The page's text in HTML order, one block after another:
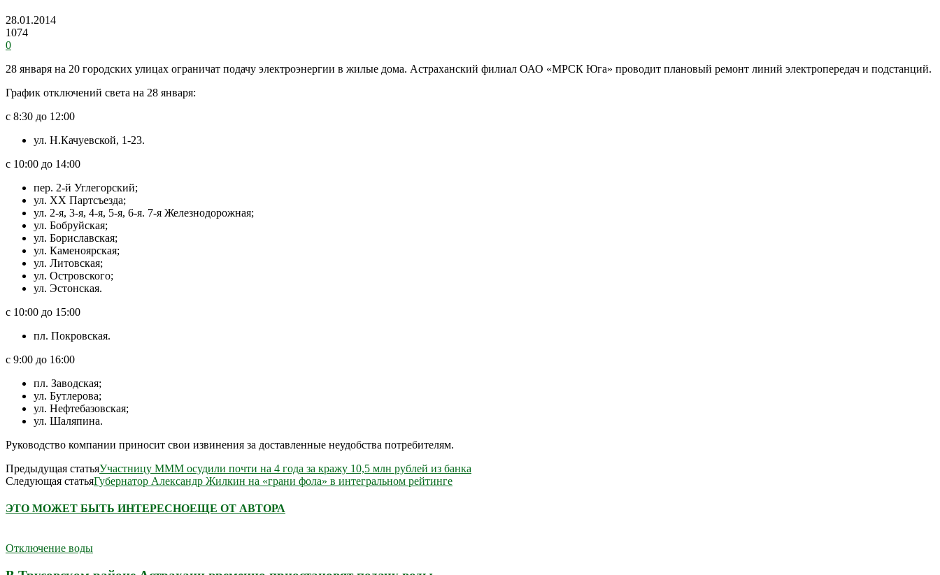
28.01.2014
1074
0
28 января на 20 городских улицах ограничат подачу электроэнергии в жилые дома. Астраханский филиал ОАО «МРСК Юга» проводит плановый ремонт линий электропередач и подстанций.
График отключений света на 28 января:
с 8:30 до 12:00
ул. Н.Качуевской, 1-23.
с 10:00 до 14:00
пер. 2-й Углегорский;
ул. ХХ Партсъезда;
ул. 2-я, 3-я, 4-я, 5-я, 6-я. 7-я Железнодорожная;
ул. Бобруйская;
ул. Бориславская;
ул. Каменоярская;
ул. Литовская;
ул. Островского;
ул. Эстонская.
с 10:00 до 15:00
пл. Покровская.
с 9:00 до 16:00
пл. Заводская;
ул. Бутлерова;
ул. Нефтебазовская;
ул. Шаляпина.
Руководство компании приносит свои извинения за доставленные неудобства потребителям.
Предыдущая статьяУчастницу МММ осудили почти на 4 года за кражу 10,5 млн рублей из банка
Следующая статьяГубернатор Александр Жилкин на «грани фола» в интегральном рейтинге
ЭТО МОЖЕТ БЫТЬ ИНТЕРЕСНОЕЩЕ ОТ АВТОРА
Отключение воды